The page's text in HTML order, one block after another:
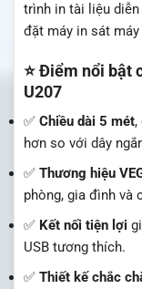
trình in tài liệu diễn
đặt máy in sát máy
⭐ Điểm nổi bật
U207
✅ Chiều dài 5 mét,
hơn so với dây
✅ Thương hiệu
phòng, gia đình và
✅ Kết nối tiện lợi
USB tương thích.
✅ Thiết kế chắc